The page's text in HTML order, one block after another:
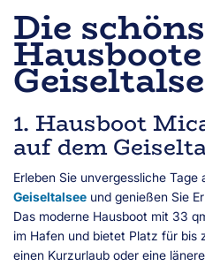
Die
1. Hausboot
auf dem
Erleben Sie unvergessliche Tage
Geiseltalsee und genießen Sie
Das moderne Hausboot mit 33
im Hafen und bietet Platz für bis
einen Kurzurlaub oder eine